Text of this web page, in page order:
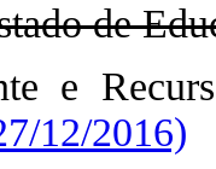
de
e
12/2016)